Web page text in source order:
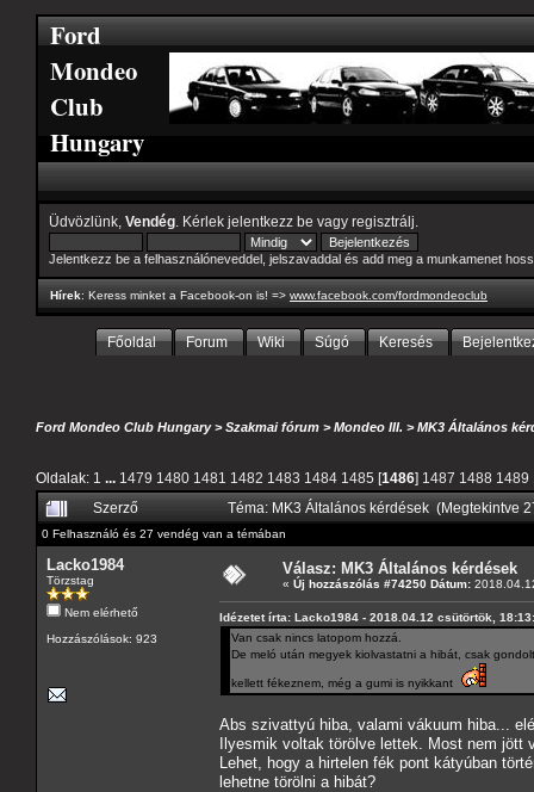
Ford
Mondeo
Club
Hungary
Üdvözlünk, Vendég . Kérlek jelentkezz be vagy regisztrálj
Jelentkezz be a felhasználóneveddel, jelszavaddal és add meg a munkamenet
Hírek: Keress minket a Facebook-on is! => www.facebook.com/fordmondeoclub
Főoldal Forum Wiki Súgó Keresés
Ford Mondeo Club Hungary>Szakmai fórum >Mondeo III. >MK3 Általános
Oldalak: 1 ... 1479 1480 1481 1482 1483 1484 1485 [1486] 1487 1488 1489
Szerző
Téma: MK3 Általános kérdések (Megtekintve
0 Felhasználó és 27 vendég van a témában
Lacko1984
Törzstag
Nem elérhető
Hozzászólások: 923
Válasz: MK3 Általános kérdések
« Új hozzászólás #74250 Dátum:
Idézetet írta: Lacko1984 - 2018.04.12 csütörtök,
Van csak nincs latopom hozzá.
De meló után megyek kiolvastatni a hibát, csak
kellett fékeznem, még a gumi is nyikkant
Abs szivattyú hiba, valami vákuum hiba...
Ilyesmik voltak törölve lettek. Most nem
Lehet, hogy a hirtelen fék pont kátyúban
lehetne törölni a hibát?